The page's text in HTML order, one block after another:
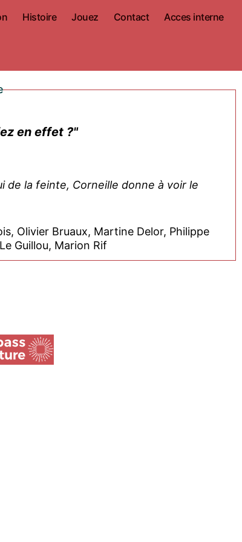
Histoire Jouez Contact Acces interne
en effet ?"
de la feinte, Corneille donne à voir le
Olivier Bruaux, Martine Delor, Philippe
Guillou, Marion Rif